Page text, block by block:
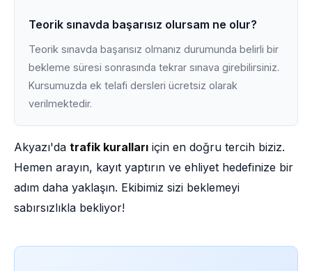
Teorik sınavda başarısız olursam ne olur?
Teorik sınavda başarısız olmanız durumunda belirli bir
bekleme süresi sonrasında tekrar sınava girebilirsiniz.
Kursumuzda ek telafi dersleri ücretsiz olarak
verilmektedir.
Akyazı'da trafik kuralları için en doğru tercih biziz.
Hemen arayın, kayıt yaptırın ve ehliyet hedefinize bir
adım daha yaklaşın. Ekibimiz sizi beklemeyi
sabırsızlıkla bekliyor!